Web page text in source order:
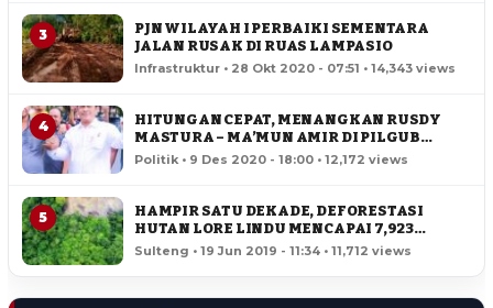
3
PJN WILAYAH I PERBAIKI SEMENTARA
JALAN RUSAK DI RUAS LAMPASIO
Infrastruktur • 28 Okt 2020 - 07:51 • 14,343 views
4
HITUNGAN CEPAT, MENANGKAN RUSDY
MASTURA – MA’MUN AMIR DI PILGUB
SULTENG
Politik • 9 Des 2020 - 18:00 • 12,172 views
5
HAMPIR SATU DEKADE, DEFORESTASI
HUTAN LORE LINDU MENCAPAI 7,923
HEKTAR
Sulteng • 19 Jun 2019 - 11:34 • 11,712 views